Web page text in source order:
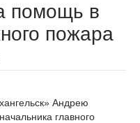
помощь в
пожара
Андрею
главного